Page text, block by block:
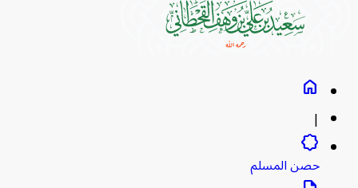
home
|
brightness_empty
حصن المسلم